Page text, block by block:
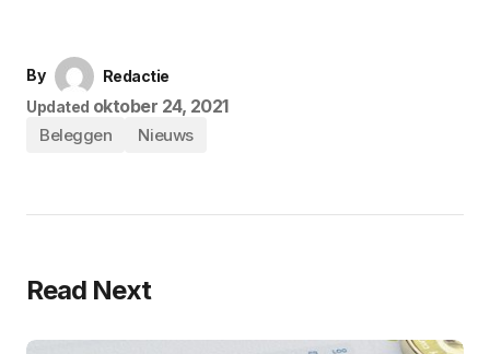
By
Redactie
Updated oktober 24, 2021
Beleggen Nieuws
Read Next